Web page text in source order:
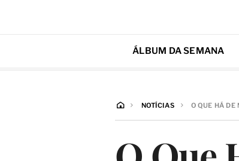
ÁLBUM DA SEMANA
NOTÍCIAS O QUE HÁ DE